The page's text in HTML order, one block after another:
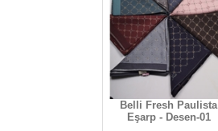
Belli Fresh Paulista
Eşarp - Desen-01